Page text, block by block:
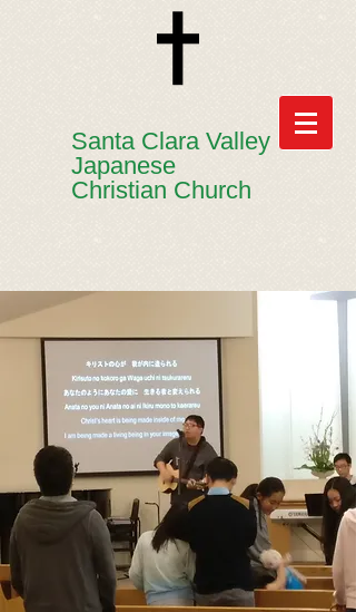
​​Santa Clara Valley
Japanese
Christian Church